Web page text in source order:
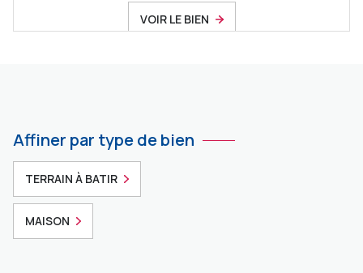
VOIR LE BIEN
Affiner par type de bien
TERRAIN À BATIR
MAISON